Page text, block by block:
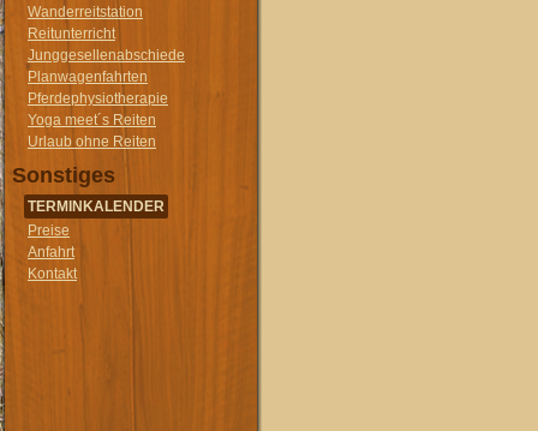
Wanderreitstation
Reitunterricht
Junggesellenabschiede
Planwagenfahrten
Pferdephysiotherapie
Yoga meet´s Reiten
Urlaub ohne Reiten
Sonstiges
TERMINKALENDER
Preise
Anfahrt
Kontakt